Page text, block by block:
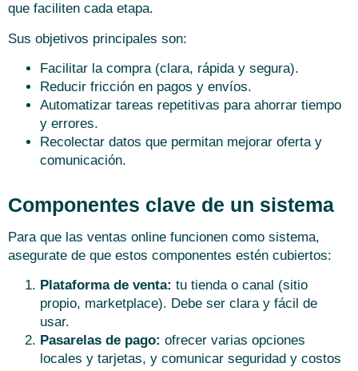
que faciliten cada etapa.
Sus objetivos principales son:
Facilitar la compra (clara, rápida y segura).
Reducir fricción en pagos y envíos.
Automatizar tareas repetitivas para ahorrar tiempo
y errores.
Recolectar datos que permitan mejorar oferta y
comunicación.
Componentes clave de un sistema
Para que las ventas online funcionen como sistema,
asegurate de que estos componentes estén cubiertos:
Plataforma de venta: tu tienda o canal (sitio
propio, marketplace). Debe ser clara y fácil de
usar.
Pasarelas de pago: ofrecer varias opciones
locales y tarjetas, y comunicar seguridad y costos